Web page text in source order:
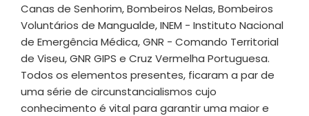
Canas de Senhorim, Bombeiros Nelas, Bombeiros
Voluntários de Mangualde, INEM - Instituto Nacional
de Emergência Médica, GNR - Comando Territorial
de Viseu, GNR GIPS e Cruz Vermelha Portuguesa.
Todos os elementos presentes, ficaram a par de
uma série de circunstancialismos cujo
conhecimento é vital para garantir uma maior e